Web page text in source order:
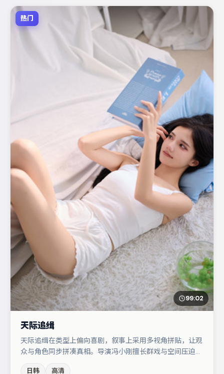
热门
99:02
天际追缉
天际追缉在类型上偏向喜剧，叙事上采用多视角拼贴，让观
众与角色同步拼凑真相。导演冯小刚擅长群戏与空间压迫
日韩 高清